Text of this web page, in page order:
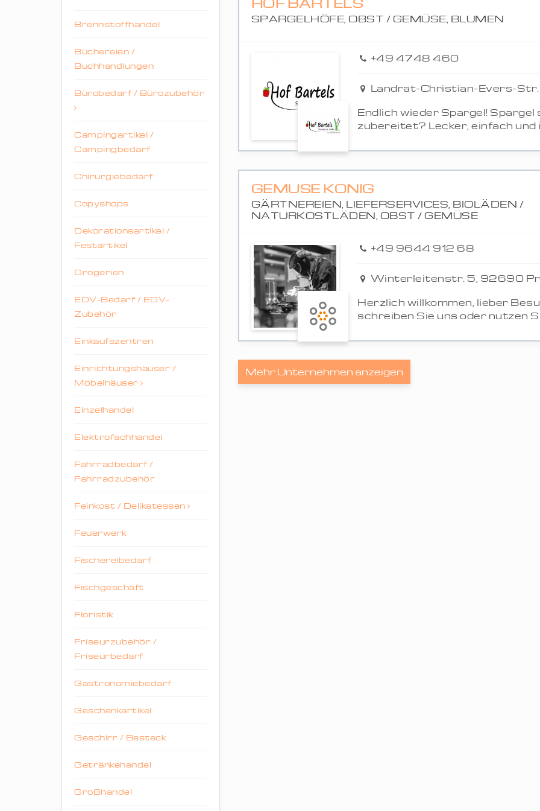
Brennstoffhandel
Büchereien /
Buchhandlungen
Bürobedarf / Bürozubehör
Campingartikel /
Campingbedarf
Chirurgiebedarf
Copyshops
Dekorationsartikel /
Festartikel
Drogerien
EDV-Bedarf / EDV-
Zubehör
Einkaufszentren
Einrichtungshäuser /
Möbelhäuser
Einzelhandel
Elektrofachhandel
Fahrradbedarf /
Fahrradzubehör
Feinkost / Delikatessen
Feuerwerk
Fischereibedarf
Fischgeschäft
Floristik
Friseurzubehör /
Friseurbedarf
Gastronomiebedarf
Geschenkartikel
Geschirr / Besteck
Getränkehandel
Großhandel
SPARGELHÖFE, OBST / GEMÜSE, BLUMEN
+49 4748 460
Landrat-Christian-Evers-
Endlich wieder Spargel!
zubereitet? Lecker, einfach und
GEMÜSE KÖNIG
GÄRTNEREIEN, LIEFERSERVICES, BIOLÄDEN /
NATURKOSTLÄDEN, OBST / GEMÜSE
+49 9644 912 68
Winterleitenstr. 5, 92690
Herzlich willkommen, lieber
schreiben Sie uns oder nutzen
Mehr Unternehmen anzeigen